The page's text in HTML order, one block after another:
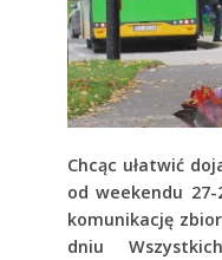
Chcąc ułatwić
od weekendu
komunikację
dniu